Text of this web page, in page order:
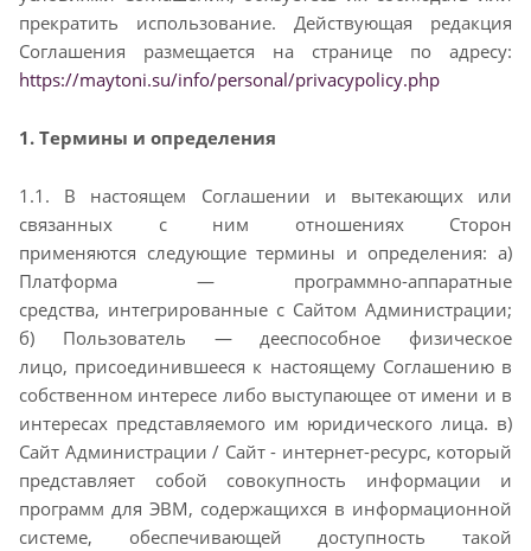
прекратить использование. Действующая редакция
Соглашения размещается на странице по адресу:
https://maytoni.su/info/personal/privacypolicy.php
1. Термины и определения
1.1. В настоящем Соглашении и вытекающих или
связанных с ним отношениях Сторон
применяются следующие термины и определения: а)
Платформа — программно-аппаратные
средства, интегрированные с Сайтом Администрации;
б) Пользователь — дееспособное физическое
лицо, присоединившееся к настоящему Соглашению в
собственном интересе либо выступающее от имени и в
интересах представляемого им юридического лица. в)
Сайт Администрации / Сайт - интернет-ресурс, который
представляет собой совокупность информации и
программ для ЭВМ, содержащихся в информационной
системе, обеспечивающей доступность такой